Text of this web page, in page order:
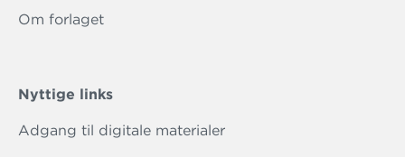
Om forlaget
Nyttige links
Adgang til digitale materialer